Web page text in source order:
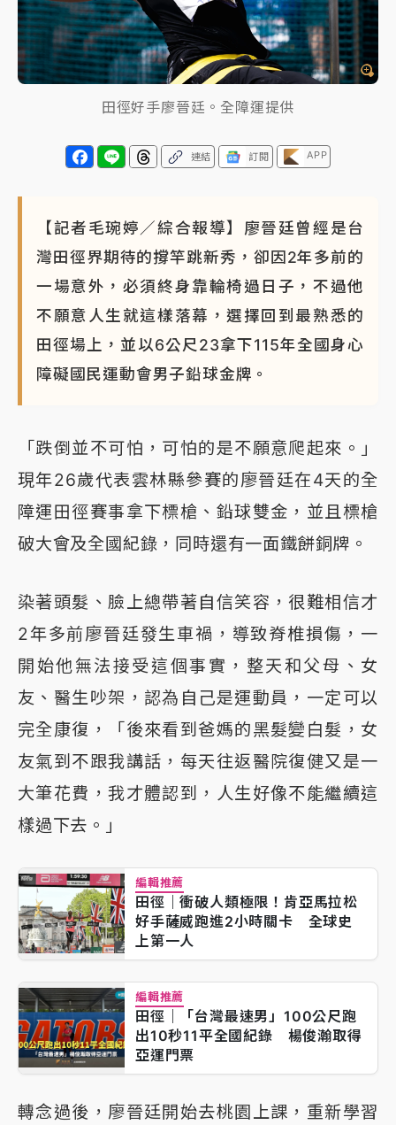
田徑好手廖晉廷。全障運提供
連結 訂閱 APP
【記者毛琬婷／綜合報導】廖晉廷曾經是台
灣田徑界期待的撐竿跳新秀，卻因2年多前的
一場意外，必須終身靠輪椅過日子，不過他
不願意人生就這樣落幕，選擇回到最熟悉的
田徑場上，並以6公尺23拿下115年全國身心
障礙國民運動會男子鉛球金牌。
「跌倒並不可怕，可怕的是不願意爬起來。」
現年26歲代表雲林縣參賽的廖晉廷在4天的全
障運田徑賽事拿下標槍、鉛球雙金，並且標槍
破大會及全國紀錄，同時還有一面鐵餅銅牌。
染著頭髮、臉上總帶著自信笑容，很難相信才
2年多前廖晉廷發生車禍，導致脊椎損傷，一
開始他無法接受這個事實，整天和父母、女
友、醫生吵架，認為自己是運動員，一定可以
完全康復，「後來看到爸媽的黑髮變白髮，女
友氣到不跟我講話，每天往返醫院復健又是一
大筆花費，我才體認到，人生好像不能繼續這
樣過下去。」
編輯推薦
田徑｜衝破人類極限！肯亞馬拉松
好手薩威跑進2小時關卡 全球史
上第一人
編輯推薦
田徑｜「台灣最速男」100公尺跑
出10秒11平全國紀錄 楊俊瀚取得
亞運門票
轉念過後，廖晉廷開始去桃園上課，重新學習